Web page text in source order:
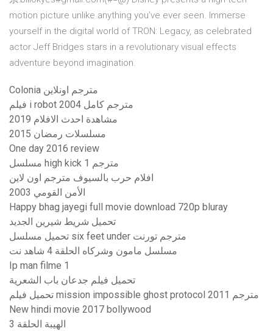
motion picture unlike anything you’ve ever seen. Immerse
yourself in the digital world of TRON: Legacy, as celebrated
actor Jeff Bridges stars in a revolutionary visual effects
adventure beyond imagination.
Colonia مترجم اونلاين
فيلم i robot 2004 مترجم كامل
مشاهدة احدث الافلام 2019
مسلسلات رمضان 2015
One day 2016 review
مسلسل high kick 1 مترجم
افلام حرب بالسيوف مترجم اون لاين
الأمن القومي 2003
Happy bhag jayegi full movie download 720p bluray
تحميل شريط شيرين الجديد
تحميل مسلسل six feet under مترجم تورنت
مسلسل مامون وشركاه الحلقة 4 شاهد نت
Ip man filme 1
تحميل فيلم جدعان باب الشعرية
تحميل فيلم mission impossible ghost protocol 2011 مترجم
New hindi movie 2017 bollywood
الهيبة الحلقة 3